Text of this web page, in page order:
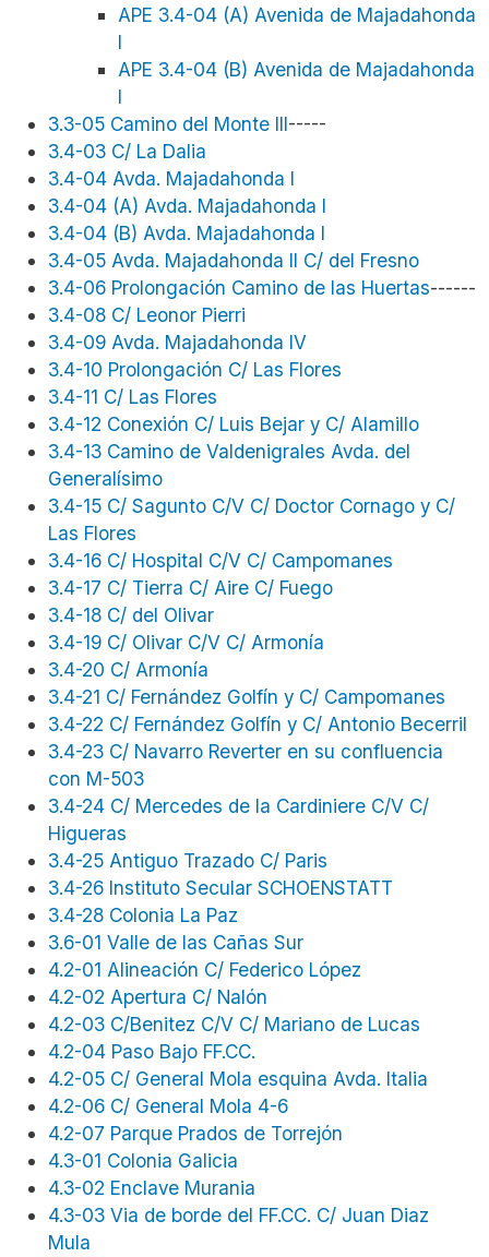
APE 3.4-04 (A) Avenida de Majadahonda
I
APE 3.4-04 (B) Avenida de Majadahonda
I
3.3-05 Camino del Monte III-----
3.4-03 C/ La Dalia
3.4-04 Avda. Majadahonda I
3.4-04 (A) Avda. Majadahonda I
3.4-04 (B) Avda. Majadahonda I
3.4-05 Avda. Majadahonda II C/ del Fresno
3.4-06 Prolongación Camino de las Huertas------
3.4-08 C/ Leonor Pierri
3.4-09 Avda. Majadahonda IV
3.4-10 Prolongación C/ Las Flores
3.4-11 C/ Las Flores
3.4-12 Conexión C/ Luis Bejar y C/ Alamillo
3.4-13 Camino de Valdenigrales Avda. del
Generalísimo
3.4-15 C/ Sagunto C/V C/ Doctor Cornago y C/
Las Flores
3.4-16 C/ Hospital C/V C/ Campomanes
3.4-17 C/ Tierra C/ Aire C/ Fuego
3.4-18 C/ del Olivar
3.4-19 C/ Olivar C/V C/ Armonía
3.4-20 C/ Armonía
3.4-21 C/ Fernández Golfín y C/ Campomanes
3.4-22 C/ Fernández Golfín y C/ Antonio Becerril
3.4-23 C/ Navarro Reverter en su confluencia
con M-503
3.4-24 C/ Mercedes de la Cardiniere C/V C/
Higueras
3.4-25 Antiguo Trazado C/ Paris
3.4-26 Instituto Secular SCHOENSTATT
3.4-28 Colonia La Paz
3.6-01 Valle de las Cañas Sur
4.2-01 Alineación C/ Federico López
4.2-02 Apertura C/ Nalón
4.2-03 C/Benitez C/V C/ Mariano de Lucas
4.2-04 Paso Bajo FF.CC.
4.2-05 C/ General Mola esquina Avda. Italia
4.2-06 C/ General Mola 4-6
4.2-07 Parque Prados de Torrejón
4.3-01 Colonia Galicia
4.3-02 Enclave Murania
4.3-03 Via de borde del FF.CC. C/ Juan Diaz
Mula